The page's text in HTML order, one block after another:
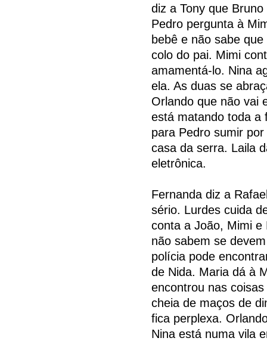
diz a Tony que
Pedro pergunta à
bebê e não sabe
colo do pai. Mimi
amamentá-lo. Nina
ela. As duas se
Orlando que não vai
está matando toda a
para Pedro sumir
casa da serra. Laila
eletrônica.
Fernanda diz a
sério. Lurdes cuida
conta a João, Mimi e
não sabem se
polícia pode
de Nida. Maria dá à
encontrou nas
cheia de maços de
fica perplexa.
Nina está numa vila